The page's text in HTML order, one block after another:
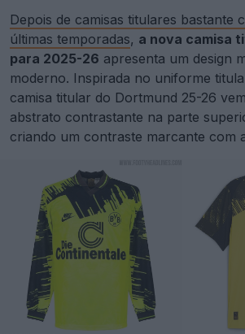
Depois de camisas titulares bastante
últimas temporadas, a nova camisa
para 2025-26 apresenta um design
moderno. Inspirada no uniforme
camisa titular do Dortmund 25-26
abstrato contrastante na parte
criando um contraste marcante com